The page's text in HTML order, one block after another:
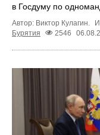
в Госдуму по
Автор: Виктор Кулагин.
Бурятия
2546